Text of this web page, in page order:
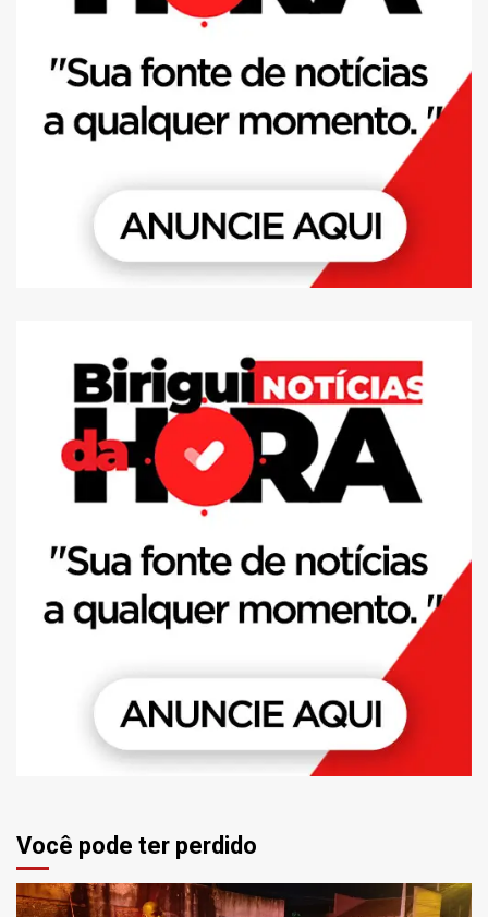
Você pode ter perdido